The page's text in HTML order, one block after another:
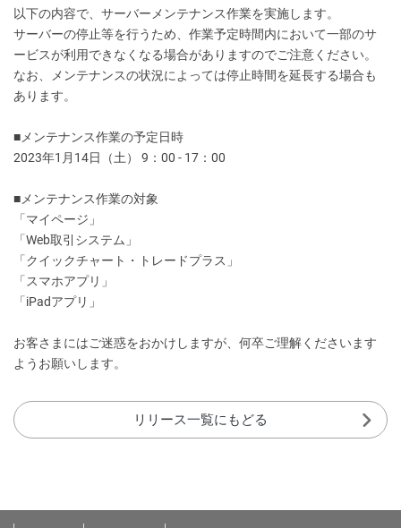
以下の内容で、サーバーメンテナンス作業を実施します。
サーバーの停止等を行うため、作業予定時間内において一部のサ
ービスが利用できなくなる場合がありますのでご注意ください。
なお、メンテナンスの状況によっては停止時間を延長する場合も
あります。
■メンテナンス作業の予定日時
2023年1月14日（土） 9：00 - 17：00
■メンテナンス作業の対象
「マイページ」
「Web取引システム」
「クイックチャート・トレードプラス」
「スマホアプリ」
「iPadアプリ」
お客さまにはご迷惑をおかけしますが、何卒ご理解くださいます
ようお願いします。
リリース一覧にもどる